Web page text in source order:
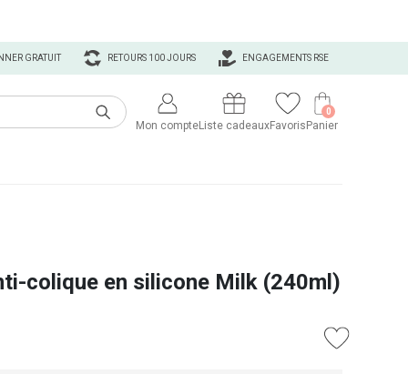
ENGAGEMENTS RSE
RETOURS 100 JOURS
GRATUIT
Mon compteListe cadeauxFavoris Panier
0
colique en silicone Milk (240ml)